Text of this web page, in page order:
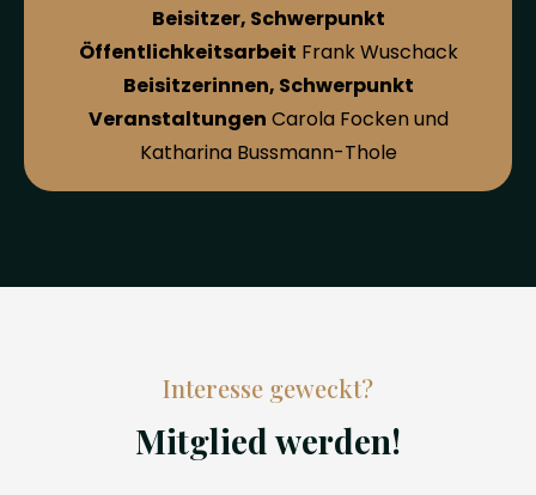
Beisitzer, Schwerpunkt
Öffentlichkeitsarbeit Frank Wuschack
Beisitzerinnen, Schwerpunkt
Veranstaltungen Carola Focken und
Katharina Bussmann-Thole
Interesse geweckt?
Mitglied werden!